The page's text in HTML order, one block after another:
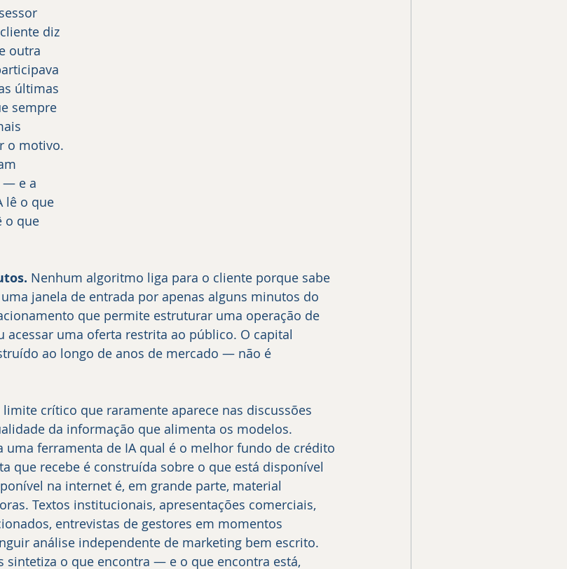
diz
outra
últimas
sempre
o motivo.
— e a
lê o que
o que
Nenhum algoritmo liga para o cliente porque sabe
janela de entrada por apenas alguns minutos do
que permite estruturar uma operação de
uma oferta restrita ao público. O capital
ao longo de anos de mercado — não é
limite crítico que raramente aparece nas discussões
da informação que alimenta os modelos.
uma ferramenta de IA qual é o melhor fundo de crédito
que recebe é construída sobre o que está disponível
na internet é, em grande parte, material
Textos institucionais, apresentações comerciais,
entrevistas de gestores em momentos
análise independente de marketing bem escrito.
sintetiza o que encontra — e o que encontra está,